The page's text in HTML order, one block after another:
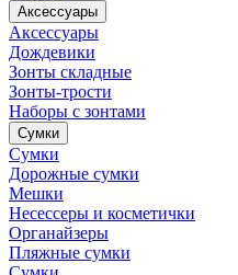
Аксессуары
Аксессуары
Дождевики
Зонты складные
Зонты-трости
Наборы с зонтами
Сумки
Сумки
Дорожные сумки
Мешки
Несессеры и косметички
Органайзеры
Пляжные сумки